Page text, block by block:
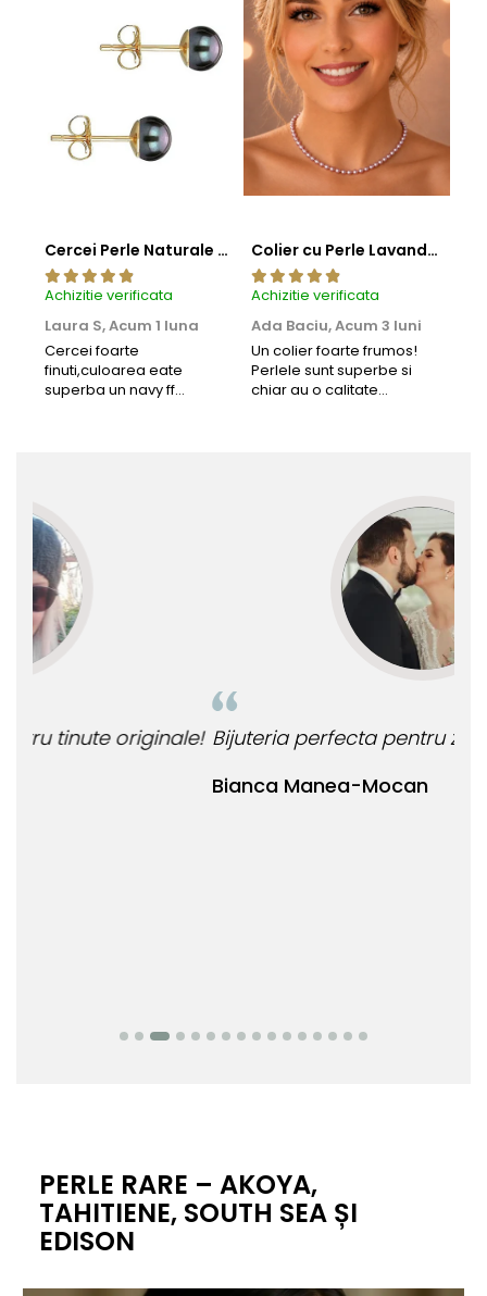
Cercei Perle Naturale Negre 5-6 mm, Buton AAA, Aur 14K (aur 585), Tip Șurub | KASKADDA®
Achizitie verificata
Laura S,Acum 1 luna
Cercei foarte
finuti,culoarea eate
superba un navy ff
Colier cu Perle Lavanda la Baza Gatului, de 4-5 mm, Perle Rare, Calitate AAA+, Aur 14K | KASKADDA®
Achizitie verificata
Ada Baciu,Acum 3 luni
Un colier foarte frumos!
Perlele sunt superbe si
chiar au o calitate
Bianca Manea-Mocan
Bijuteria perfecta pentru ziua perfecta!
PERLE RARE – AKOYA,
TAHITIENE, SOUTH SEA ȘI
EDISON